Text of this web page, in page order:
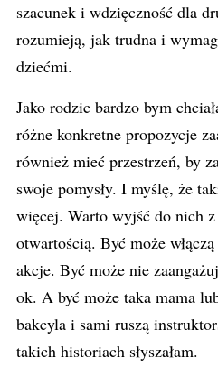
szacunek i wdzięczność dla
rozumieją, jak trudna i
dziećmi.
Jako rodzic bardzo bym
różne konkretne propozycje
również mieć przestrzeń, by
swoje pomysły. I myślę, że
więcej. Warto wyjść do nich z
otwartością. Być może
akcje. Być może nie
ok. A być może taka mama
bakcyla i sami ruszą
takich historiach słyszałam.